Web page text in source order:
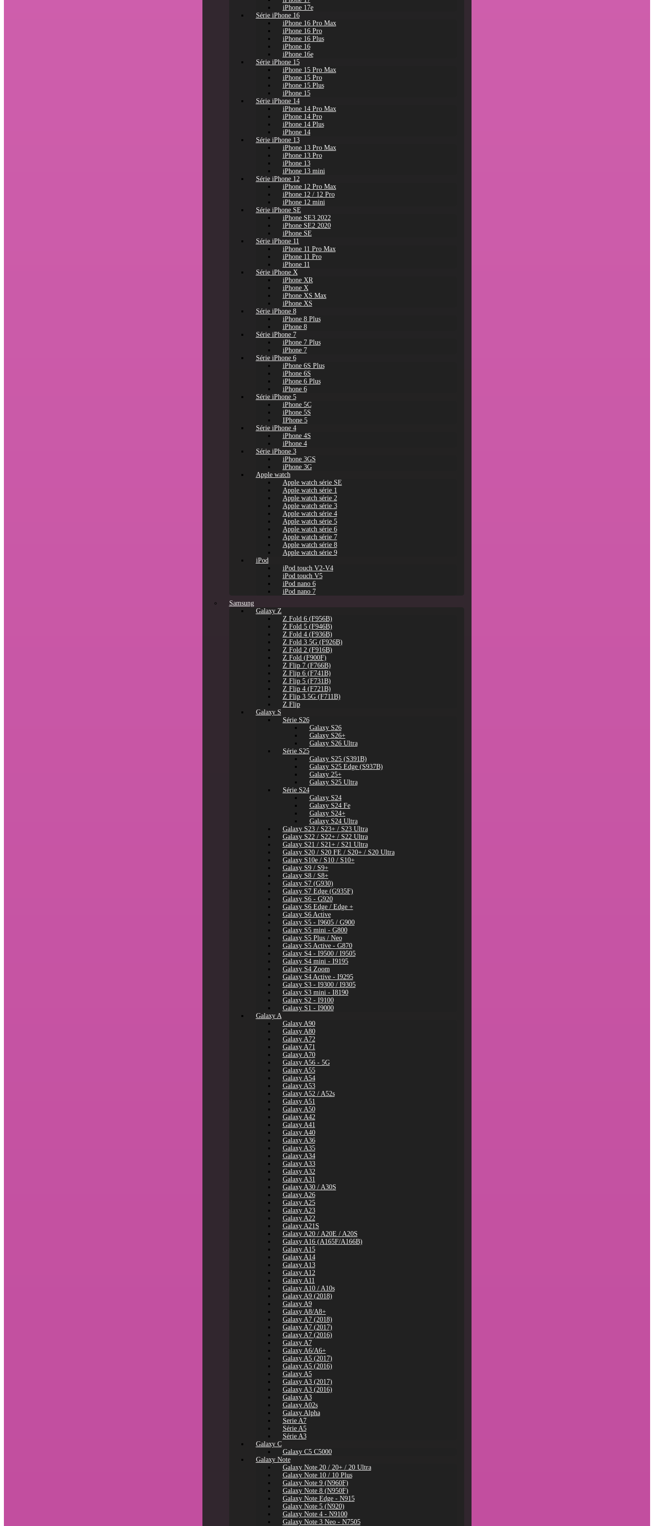
iPhone 17e
Série iPhone 16
iPhone 16 Pro Max
iPhone 16 Pro
iPhone 16 Plus
iPhone 16
iPhone 16e
Série iPhone 15
iPhone 15 Pro Max
iPhone 15 Pro
iPhone 15 Plus
iPhone 15
Série iPhone 14
iPhone 14 Pro Max
iPhone 14 Pro
iPhone 14 Plus
iPhone 14
Série iPhone 13
iPhone 13 Pro Max
iPhone 13 Pro
iPhone 13
iPhone 13 mini
Série iPhone 12
iPhone 12 Pro Max
iPhone 12 / 12 Pro
iPhone 12 mini
Série iPhone SE
iPhone SE3 2022
iPhone SE2 2020
iPhone SE
Série iPhone 11
iPhone 11 Pro Max
iPhone 11 Pro
iPhone 11
Série iPhone X
iPhone XR
iPhone X
iPhone XS Max
iPhone XS
Série iPhone 8
iPhone 8 Plus
iPhone 8
Série iPhone 7
iPhone 7 Plus
iPhone 7
Série iPhone 6
iPhone 6S Plus
iPhone 6S
iPhone 6 Plus
iPhone 6
Série iPhone 5
iPhone 5C
iPhone 5S
IPhone 5
Série iPhone 4
iPhone 4S
iPhone 4
Série iPhone 3
iPhone 3GS
iPhone 3G
Apple watch
Apple watch série SE
Apple watch série 1
Apple watch série 2
Apple watch série 3
Apple watch série 4
Apple watch série 5
Apple watch série 6
Apple watch série 7
Apple watch série 8
Apple watch série 9
iPod
iPod touch V2-V4
iPod touch V5
iPod nano 6
iPod nano 7
Samsung
Galaxy Z
Z Fold 6 (F956B)
Z Fold 5 (F946B)
Z Fold 4 (F936B)
Z Fold 3 5G (F926B)
Z Fold 2 (F916B)
Z Fold (F900F)
Z Flip 7 (F766B)
Z Flip 6 (F741B)
Z Flip 5 (F731B)
Z Flip 4 (F721B)
Z Flip 3 5G (F711B)
Z Flip
Galaxy S
Série S26
Galaxy S26
Galaxy S26+
Galaxy S26 Ultra
Série S25
Galaxy S25 (S391B)
Galaxy S25 Edge (S937B)
Galaxy 25+
Galaxy S25 Ultra
Série S24
Galaxy S24
Galaxy S24 Fe
Galaxy S24+
Galaxy S24 Ultra
Galaxy S23 / S23+ / S23 Ultra
Galaxy S22 / S22+ / S22 Ultra
Galaxy S21 / S21+ / S21 Ultra
Galaxy S20 / S20 FE / S20+ / S20 Ultra
Galaxy S10e / S10 / S10+
Galaxy S9 / S9+
Galaxy S8 / S8+
Galaxy S7 (G930)
Galaxy S7 Edge (G935F)
Galaxy S6 - G920
Galaxy S6 Edge / Edge +
Galaxy S6 Active
Galaxy S5 - I9605 / G900
Galaxy S5 mini - G800
Galaxy S5 Plus / Neo
Galaxy S5 Active - G870
Galaxy S4 - I9500 / I9505
Galaxy S4 mini - I9195
Galaxy S4 Zoom
Galaxy S4 Active - I9295
Galaxy S3 - I9300 / I9305
Galaxy S3 mini - I8190
Galaxy S2 - I9100
Galaxy S1 - I9000
Galaxy A
Galaxy A90
Galaxy A80
Galaxy A72
Galaxy A71
Galaxy A70
Galaxy A56 - 5G
Galaxy A55
Galaxy A54
Galaxy A53
Galaxy A52 / A52s
Galaxy A51
Galaxy A50
Galaxy A42
Galaxy A41
Galaxy A40
Galaxy A36
Galaxy A35
Galaxy A34
Galaxy A33
Galaxy A32
Galaxy A31
Galaxy A30 / A30S
Galaxy A26
Galaxy A25
Galaxy A23
Galaxy A22
Galaxy A21S
Galaxy A20 / A20E / A20S
Galaxy A16 (A165F/A166B)
Galaxy A15
Galaxy A14
Galaxy A13
Galaxy A12
Galaxy A11
Galaxy A10 / A10s
Galaxy A9 (2018)
Galaxy A9
Galaxy A8/A8+
Galaxy A7 (2018)
Galaxy A7 (2017)
Galaxy A7 (2016)
Galaxy A7
Galaxy A6/A6+
Galaxy A5 (2017)
Galaxy A5 (2016)
Galaxy A5
Galaxy A3 (2017)
Galaxy A3 (2016)
Galaxy A3
Galaxy A02s
Galaxy Alpha
Serie A7
Série A5
Série A3
Galaxy C
Galaxy C5 C5000
Galaxy Note
Galaxy Note 20 / 20+ / 20 Ultra
Galaxy Note 10 / 10 Plus
Galaxy Note 9 (N960F)
Galaxy Note 8 (N950F)
Galaxy Note Edge - N915
Galaxy Note 5 (N920)
Galaxy Note 4 - N9100
Galaxy Note 3 Neo - N7505